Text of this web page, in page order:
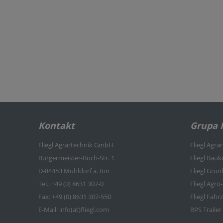
Kontakt
Fliegl Agrartechnik GmbH
Bürgermeister-Boch-Str. 1
D-84453 Mühldorf a. Inn
Tel.: +49 (0) 8631 307-0
Fax: +49 (0) 8631 307-550
E-Mail: info(at)fliegl.com
Grupa
Fliegl
Fliegl
Fliegl
Fliegl
Fliegl
RPS